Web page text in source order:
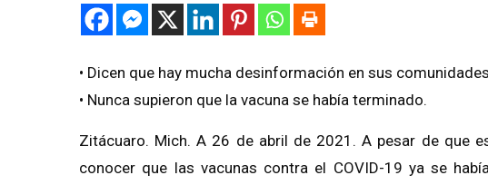
• Dicen que hay mucha desinformación en sus
• Nunca supieron que la vacuna se había terminado.
Zitácuaro. Mich. A 26 de abril de 2021. A pesar de que
conocer que las vacunas contra el COVID-19 ya se